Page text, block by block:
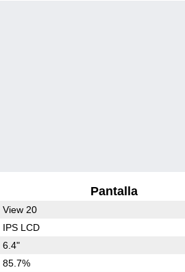
Pantalla
View 20
IPS LCD
6.4"
85.7%